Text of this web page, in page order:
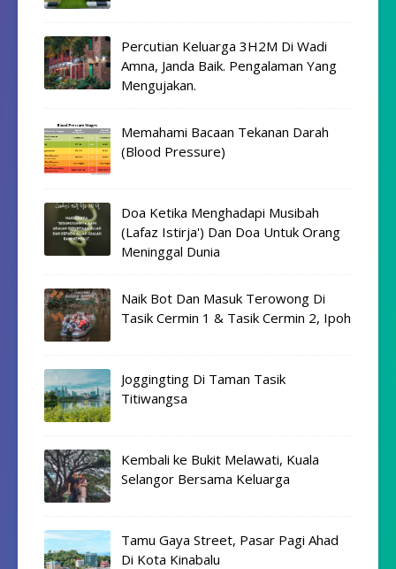
Percutian Keluarga 3H2M Di Wadi
Amna, Janda Baik. Pengalaman Yang
Mengujakan.
Memahami Bacaan Tekanan Darah
(Blood Pressure)
Doa Ketika Menghadapi Musibah
(Lafaz Istirja') Dan Doa Untuk Orang
Meninggal Dunia
Naik Bot Dan Masuk Terowong Di
Tasik Cermin 1 & Tasik Cermin 2, Ipoh
Joggingting Di Taman Tasik
Titiwangsa
Kembali ke Bukit Melawati, Kuala
Selangor Bersama Keluarga
Tamu Gaya Street, Pasar Pagi Ahad
Di Kota Kinabalu